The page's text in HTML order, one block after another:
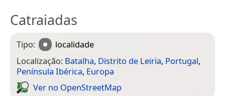
Catraiadas
Tipo:
localidade
Localização: Batalha, Distrito de Leiria, Portugal,
Península Ibérica, Europa
Ver no Open­Street­Map